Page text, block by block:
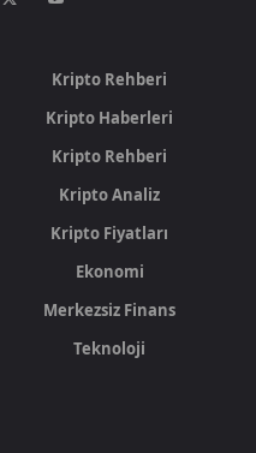
Kripto Rehberi
Kripto Haberleri
Kripto Rehberi
Kripto Analiz
Kripto Fiyatları
Ekonomi
Merkezsiz Finans
Teknoloji